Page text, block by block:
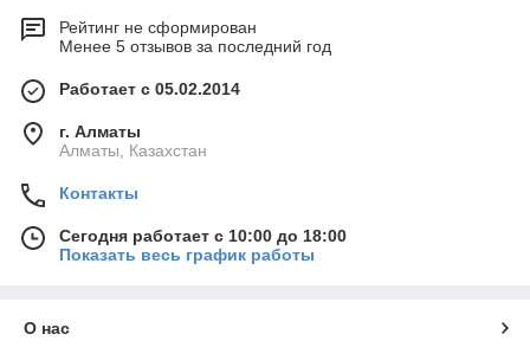
Рейтинг не сформирован
Менее 5 отзывов за последний год
Работает с 05.02.2014
г. Алматы
Алматы, Казахстан
Контакты
Сегодня работает с 10:00 до 18:00
Показать весь график работы
О нас